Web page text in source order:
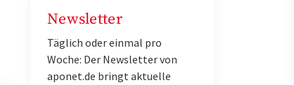
Newsletter
Täglich oder einmal pro
Woche: Der Newsletter von
aponet.de bringt aktuelle